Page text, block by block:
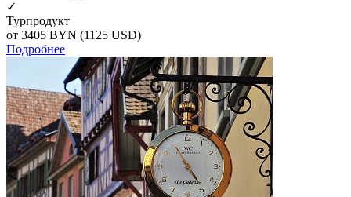
✓
Турпродукт
от 3405 BYN (1125 USD)
Подробнее